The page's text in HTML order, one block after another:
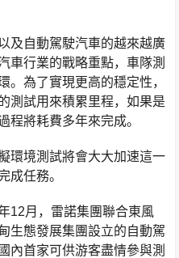
及自動駕駛汽車的越來越廣
車行業的戰略重點，車隊測
。為了實現更高的穩定性，
測試用來積累里程，如果是
程將耗費多年來完成。
環境測試將會大大加速這一
成任務。
12月，雷諾集團聯合東風
生態發展集團設立的自動駕
內首家可供游客盡情參與測